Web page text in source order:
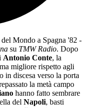
Mondo a Spagna '82 -
su TMW Radio. Dopo
Antonio Conte, la
migliore rispetto agli
in discesa verso la porta
la metà campo
hanno fatto sembrare
del Napoli, basti